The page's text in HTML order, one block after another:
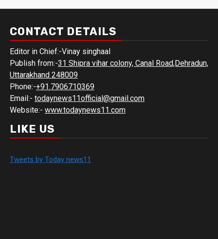
CONTACT DETAILS
Editor in Chief:-Vinay singhaal
Publish from:-31 Shipra vihar colony, Canal Road,Dehradun,
Uttarakhand 248009
Phone:-+91.7906710369
Email:- todaynews11official@gmail.com
Website:- www.todaynews11.com
LIKE US
Tweets by Today news11